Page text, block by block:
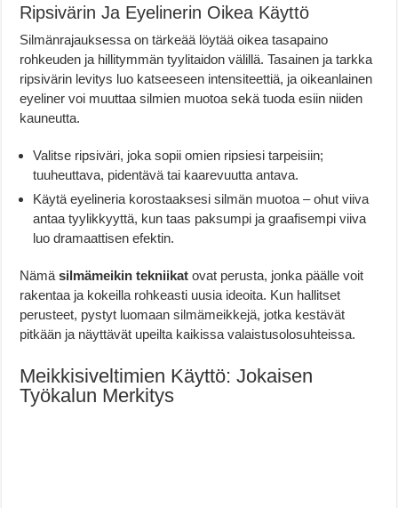
Ripsivärin Ja Eyelinerin Oikea Käyttö
Silmänrajauksessa on tärkeää löytää oikea tasapaino
rohkeuden ja hillitymmän tyylitaidon välillä. Tasainen ja tarkka
ripsivärin levitys luo katseeseen intensiteettiä, ja oikeanlainen
eyeliner voi muuttaa silmien muotoa sekä tuoda esiin niiden
kauneutta.
Valitse ripsiväri, joka sopii omien ripsiesi tarpeisiin;
tuuheuttava, pidentävä tai kaarevuutta antava.
Käytä eyelineria korostaaksesi silmän muotoa – ohut viiva
antaa tyylikkyyttä, kun taas paksumpi ja graafisempi viiva
luo dramaattisen efektin.
Nämäsilmämeikin tekniikat ovat perusta, jonka päälle voit
rakentaa ja kokeilla rohkeasti uusia ideoita. Kun hallitset
perusteet, pystyt luomaan silmämeikkejä, jotka kestävät
pitkään ja näyttävät upeilta kaikissa valaistusolosuhteissa.
Meikkisiveltimien Käyttö: Jokaisen
Työkalun Merkitys